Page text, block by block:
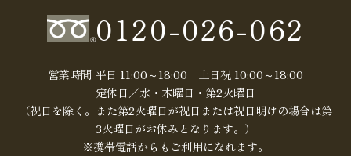
0120-026-062
営業時間 平日 11:00～18:00 土日祝 10:00～18:00
定休日／水・木曜日・第2火曜日
（祝日を除く。また第2火曜日が祝日または祝日明けの場合は第
3火曜日がお休みとなります。）
※携帯電話からもご利用になれます。